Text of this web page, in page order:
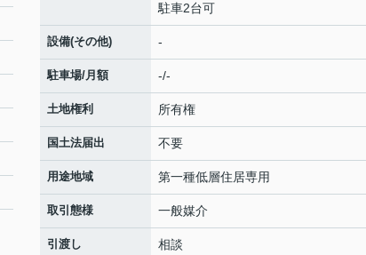
駐車2台可
設備(その他) -
駐車場/月額 -/-
土地権利 所有権
国土法届出 不要
用途地域 第一種低層住居専用
取引態様 一般媒介
引渡し 相談